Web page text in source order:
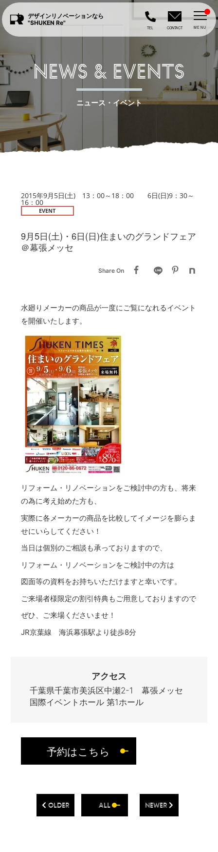
デザインリノベーションなら
"SHUKEN Re"
TEL CONTACT MENU
NEWS & EVENTS
ニュース・イベント
2015年9月5日(土) 13：00～18：00 6日(日)9：30～
16：00
EVENT
9月5日(土)・6日(日)住まいのグランドフェア
＠幕張メッセ
Share On
水廻りメーカーの商品が一度にご覧になれるイベント
を開催いたします。
リフォーム・リノベーションをご検討中の方も、将来
の為に考え始めた方も、
実際に各メーカーの商品を比較してイメージを膨らま
せにいらしてください！
当日は個別のご相談も承っておりますので、
リフォーム・リノベーションをご検討中の方は
図面等の資料をお持ちいただけますと幸いです。
ご来場者様限定の割引特典もご用意しておりますので
ぜひ、ご来場くださいませ！
JR京葉線 海浜幕張駅より徒歩8分
アクセス
千葉県千葉市美浜区中瀬2-1 幕張メッセ
国際イベントホール 第1ホール
予約はこちら
OLDER ALL NEWER